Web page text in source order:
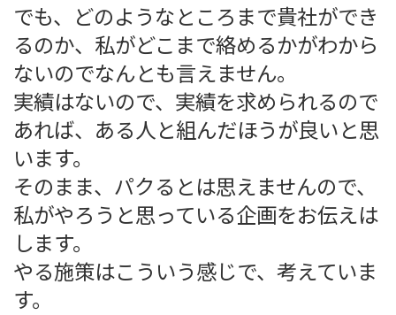
でも、どのようなところまで貴社ができ
るのか、私がどこまで絡めるかがわから
ないのでなんとも言えません。
実績はないので、実績を求められるので
あれば、ある人と組んだほうが良いと思
います。
そのまま、パクるとは思えませんので、
私がやろうと思っている企画をお伝えは
します。
やる施策はこういう感じで、考えていま
す。